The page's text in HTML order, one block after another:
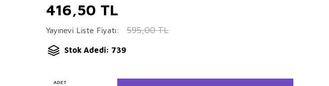
416,50 TL
Yayınevi Liste Fiyatı: 595,00TL
Stok Adedi: 739
ADET